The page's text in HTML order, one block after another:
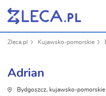
Zleca.pl Kujawsko-pomorskie
Adrian
Bydgoszcz, kujawsko-pomorskie